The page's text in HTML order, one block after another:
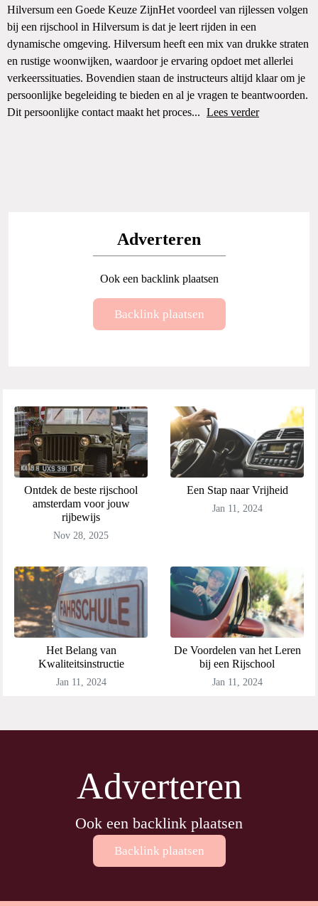
Hilversum een Goede Keuze ZijnHet voordeel van rijlessen volgen
bij een rijschool in Hilversum is dat je leert rijden in een
dynamische omgeving. Hilversum heeft een mix van drukke straten
en rustige woonwijken, waardoor je ervaring opdoet met allerlei
verkeerssituaties. Bovendien staan de instructeurs altijd klaar om je
persoonlijke begeleiding te bieden en al je vragen te beantwoorden.
Dit persoonlijke contact maakt het proces... Lees verder
Adverteren
Ook een backlink plaatsen
Backlink plaatsen
Ontdek de beste rijschool
amsterdam voor jouw
rijbewijs
Nov 28, 2025
Een Stap naar Vrijheid
Jan 11, 2024
Het Belang van
Kwaliteitsinstructie
Jan 11, 2024
De Voordelen van het Leren
bij een Rijschool
Jan 11, 2024
Adverteren
Ook een backlink plaatsen
Backlink plaatsen